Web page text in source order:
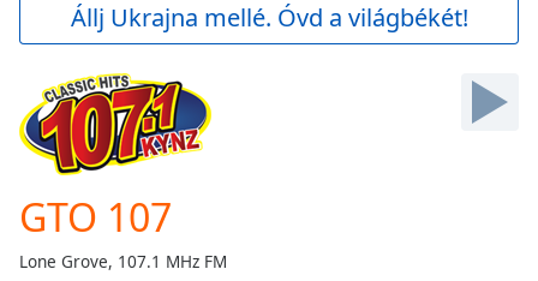
Skip
Backward
Skip
Forward
Current
Time
0:00
Állj Ukrajna mellé. Óvd a világbékét!
GTO 107
Lone Grove, 107.1 MHz FM